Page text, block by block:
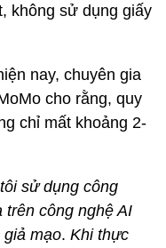
không sử dụng giấy
nay, chuyên gia
cho rằng, quy
chỉ mất khoảng 2-
sử dụng công
trên công nghệ AI
giả mạo. Khi thực